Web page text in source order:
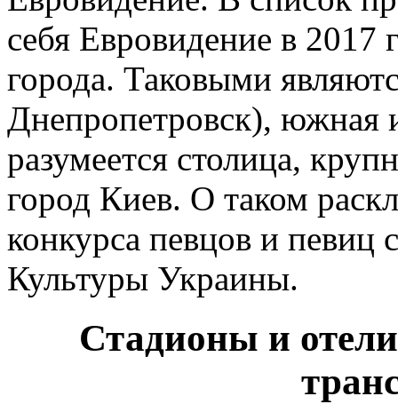
себя Евровидение в 2017
города. Таковыми
Днепропетровск), южная
разумеется столица,
город Киев. О таком
конкурса певцов и
Культуры Украины.
Стадионы и